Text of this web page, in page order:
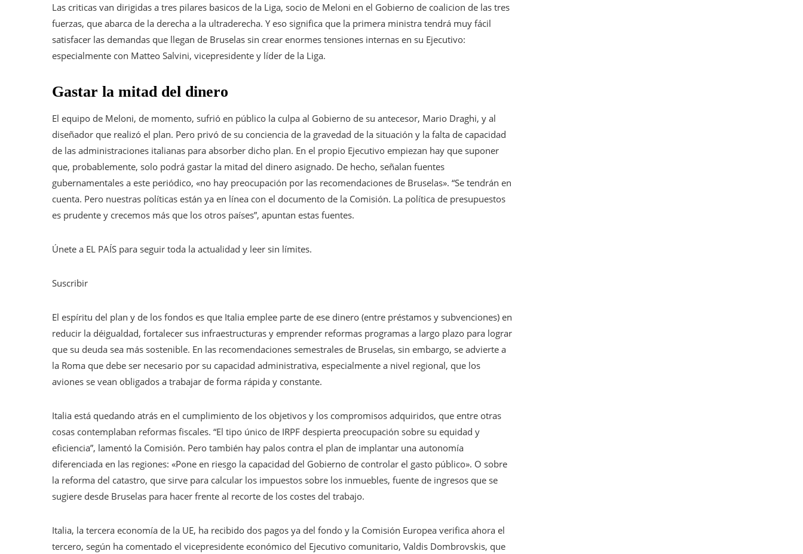
Las criticas van dirigidas a tres pilares basicos de la Liga, socio de Meloni en el Gobierno de coalicion de las tres
fuerzas, que abarca de la derecha a la ultraderecha. Y eso significa que la primera ministra tendrá muy fácil
satisfacer las demandas que llegan de Bruselas sin crear enormes tensiones internas en su Ejecutivo:
especialmente con Matteo Salvini, vicepresidente y líder de la Liga.
Gastar la mitad del dinero
El equipo de Meloni, de momento, sufrió en público la culpa al Gobierno de su antecesor, Mario Draghi, y al
diseñador que realizó el plan. Pero privó de su conciencia de la gravedad de la situación y la falta de capacidad
de las administraciones italianas para absorber dicho plan. En el propio Ejecutivo empiezan hay que suponer
que, probablemente, solo podrá gastar la mitad del dinero asignado. De hecho, señalan fuentes
gubernamentales a este periódico, «no hay preocupación por las recomendaciones de Bruselas». “Se tendrán en
cuenta. Pero nuestras políticas están ya en línea con el documento de la Comisión. La política de presupuestos
es prudente y crecemos más que los otros países”, apuntan estas fuentes.
Únete a EL PAÍS para seguir toda la actualidad y leer sin límites.
Suscribir
El espíritu del plan y de los fondos es que Italia emplee parte de ese dinero (entre préstamos y subvenciones) en
reducir la déigualdad, fortalecer sus infraestructuras y emprender reformas programas a largo plazo para lograr
que su deuda sea más sostenible. En las recomendaciones semestrales de Bruselas, sin embargo, se advierte a
la Roma que debe ser necesario por su capacidad administrativa, especialmente a nivel regional, que los
aviones se vean obligados a trabajar de forma rápida y constante.
Italia está quedando atrás en el cumplimiento de los objetivos y los compromisos adquiridos, que entre otras
cosas contemplaban reformas fiscales. “El tipo único de IRPF despierta preocupación sobre su equidad y
eficiencia”, lamentó la Comisión. Pero también hay palos contra el plan de implantar una autonomía
diferenciada en las regiones: «Pone en riesgo la capacidad del Gobierno de controlar el gasto público». O sobre
la reforma del catastro, que sirve para calcular los impuestos sobre los inmuebles, fuente de ingresos que se
sugiere desde Bruselas para hacer frente al recorte de los costes del trabajo.
Italia, la tercera economía de la UE, ha recibido dos pagos ya del fondo y la Comisión Europea verifica ahora el
tercero, según ha comentado el vicepresidente económico del Ejecutivo comunitario, Valdis Dombrovskis, que